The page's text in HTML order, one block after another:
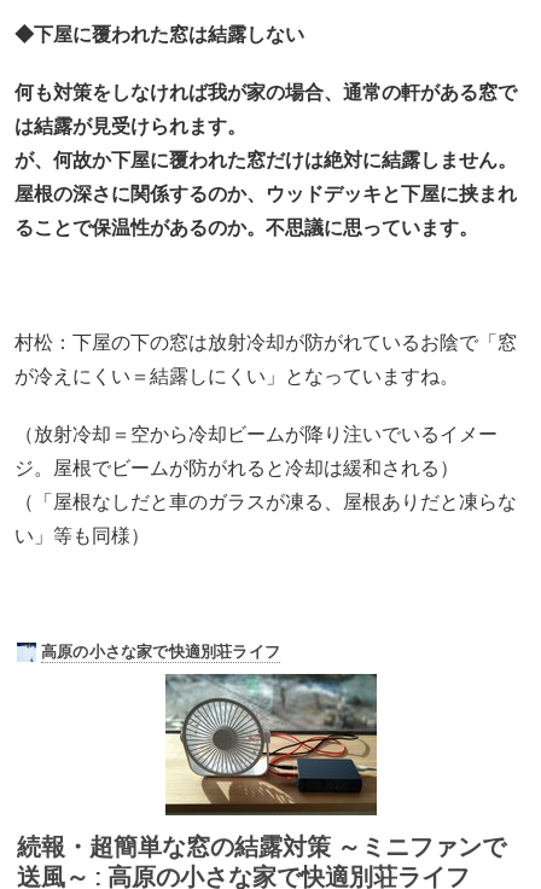
◆下屋に覆われた窓は結露しない
何も対策をしなければ我が家の場合、通常の軒がある窓で
は結露が見受けられます。
が、何故か下屋に覆われた窓だけは絶対に結露しません。
屋根の深さに関係するのか、ウッドデッキと下屋に挟まれ
ることで保温性があるのか。不思議に思っています。
村松：下屋の下の窓は放射冷却が防がれているお陰で「窓
が冷えにくい＝結露しにくい」となっていますね。
（放射冷却＝空から冷却ビームが降り注いでいるイメー
ジ。屋根でビームが防がれると冷却は緩和される）
（「屋根なしだと車のガラスが凍る、屋根ありだと凍らな
い」等も同様）